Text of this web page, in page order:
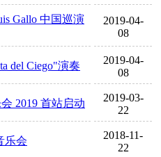
Gallo 中国巡演
2019-04-
08
del Ciego"演奏
2019-04-
08
2019 首站启动
2019-03-
22
乐会
2018-11-
22